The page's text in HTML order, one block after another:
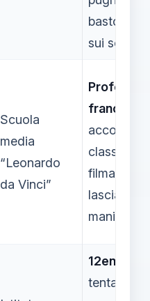
sui social
Scuola
media
“Leonardo
da Vinci”
francese
classe;
filmato la
lasciato un
manifesto
12enne
tentato di